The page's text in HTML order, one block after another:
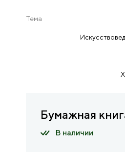
Тема
Бумажная
В наличии